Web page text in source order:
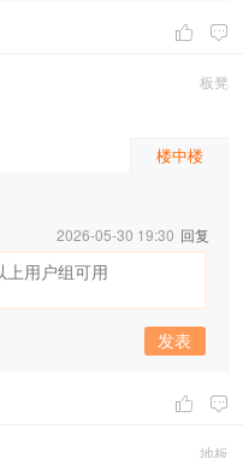
 
板凳
楼中楼
2026-05-30 19:30 回复
发表
 
地板